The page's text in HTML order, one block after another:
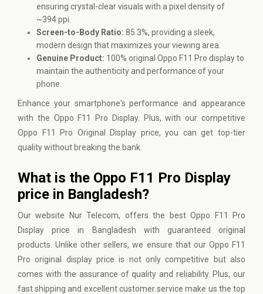
ensuring crystal-clear visuals with a pixel density of
~394 ppi.
Screen-to-Body Ratio: 85.3%, providing a sleek,
modern design that maximizes your viewing area.
Genuine Product: 100% original Oppo F11 Pro display to
maintain the authenticity and performance of your
phone.
Enhance your smartphone's performance and appearance
with the Oppo F11 Pro Display. Plus, with our competitive
Oppo F11 Pro Original Display price, you can get top-tier
quality without breaking the bank.
What is the Oppo F11 Pro Display
price in Bangladesh?
Our website Nur Telecom, offers the best Oppo F11 Pro
Display price in Bangladesh with guaranteed original
products. Unlike other sellers, we ensure that our Oppo F11
Pro original display price is not only competitive but also
comes with the assurance of quality and reliability. Plus, our
fast shipping and excellent customer service make us the top